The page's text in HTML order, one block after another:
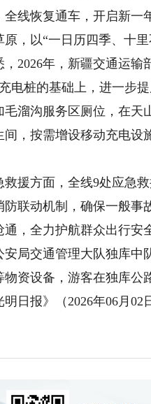
全线恢复通车，开启新一
原，以“一日历四季、十
年，新疆交通运输
电桩的基础上，进一步
毛溜沟服务区厕位，在天
间，按需增设移动充电设
方面，全线9处应急救
防联动机制，确保一般事
通，全力护航群众出行安
安局交通管理大队独库中
物资设备，游客在独库公
报》（2026年06月02日